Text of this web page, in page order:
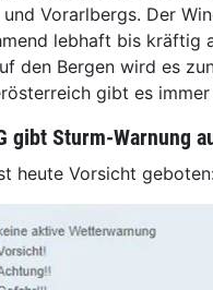
Vorarlbergs. Der
lebhaft bis kräftig
den Bergen wird es
gibt es
gibt Sturm-Warnung
heute Vorsicht